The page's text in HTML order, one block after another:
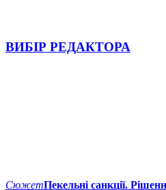
ВИБІР РЕДАКТОРА
СюжетПекельні санкції.